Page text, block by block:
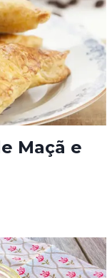
Maçã e